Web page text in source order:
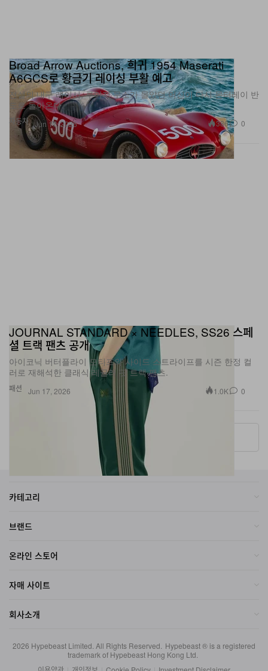
자동차
Broad Arrow Auctions, 희귀 1954 Maserati
A6GCS로 황금기 레이싱 부활 예고
전설의 내구 레이서, 루이지 무소가 몰았던 머신이 다시 몬터레이 반
도로 돌아온다.
Jun 17, 2026 386 0
패션
JOURNAL STANDARD × NEEDLES, SS26 스페
셜 트랙 팬츠 공개
아이코닉 버터플라이 모티프와 사이드 스트라이프를 시즌 한정 컬
러로 재해석한 클래식 레귤러 핏 트랙 팬츠.
Jun 17, 2026 1.0K 0
More ▾
카테고리
브랜드
온라인 스토어
자매 사이트
회사소개
2026 Hypebeast Limited . All Rights Reserved. Hypebeast ® is a registered
trademark of Hypebeast Hong Kong Ltd.